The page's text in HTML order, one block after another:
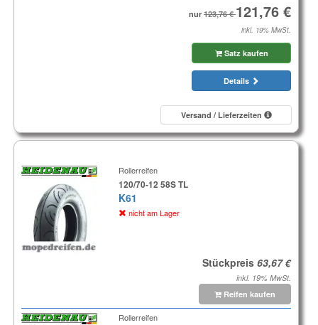
nur
inkl. 19% MwSt.
Satz kaufen
Details
Versand / Lieferzeiten
Rollerreifen
120/70-12 58S TL
K61
nicht am Lager
Stückpreis
inkl. 19% MwSt.
Reifen kaufen
Rollerreifen